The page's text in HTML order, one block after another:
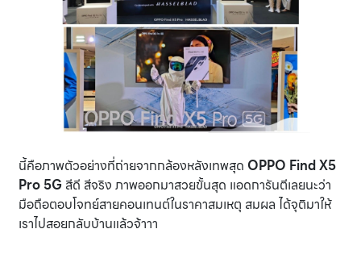
นี้คือภาพตัวอย่างที่ถ่ายจากกล้องหลังเทพสุด OPPO Find X5
Pro 5G สีดี สีจริง ภาพออกมาสวยขั้นสุด แอดการันตีเลยนะว่า
มือถือตอบโจทย์สายคอนเทนต์ในราคาสมเหตุ สมผล ได้จุติมาให้
เราไปสอยกลับบ้านแล้วจ้าาา